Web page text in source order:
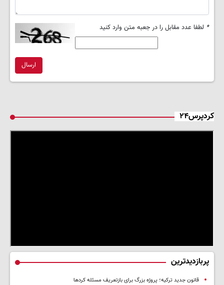
* لطفا عدد مقابل را در جعبه متن وارد کنید
ارسال
کردپرس۲۴
پربازدیدترین
قانون جدید ترکیه؛ پروژه بزرگ‌ برای بازتعریف مسئله کردها